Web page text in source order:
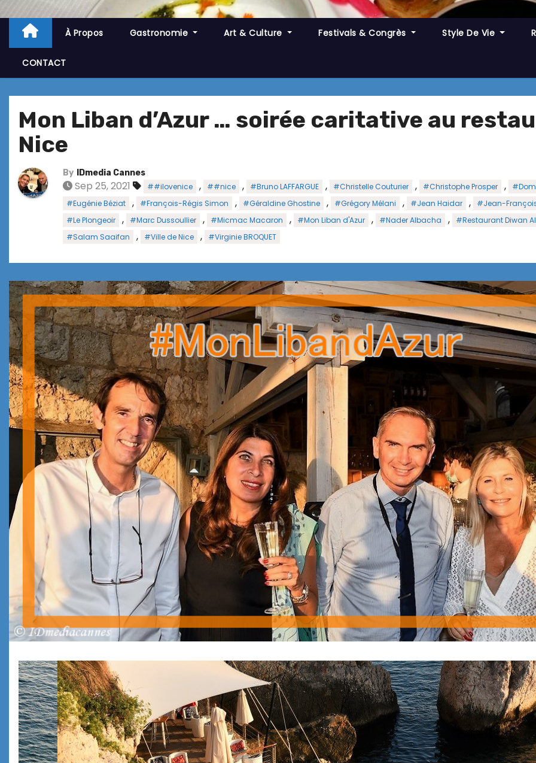
À Propos Gastronomie Art & Culture Festivals & Congrès Style De Vie
CONTACT
Mon Liban d’Azur … soirée caritative au
Nice
By IDmedia Cannes
Sep 25, 2021 ##ilovenice , ##nice , #Bruno LAFFARGUE , #Christelle Couturier , #Christophe Prosper ,
#Eugénie Béziat
, #François-Régis Simon , #Géraldine Ghostine , #Grégory Mélani , #Jean Haidar ,
#Jean-François
#Le Plongeoir
, #Marc Dussoullier , #Micmac Macaron , #Mon Liban d'Azur , #Nader Albacha ,
#Restaurant Diwan
#Salam Saaifan
, #Ville de Nice , #Virginie BROQUET